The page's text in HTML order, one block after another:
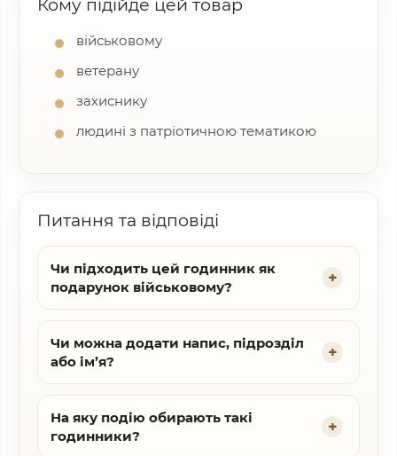
Кому підійде цей товар
військовому
ветерану
захиснику
людині з патріотичною тематикою
Питання та відповіді
Чи підходить цей годинник як
подарунок військовому?
Чи можна додати напис, підрозділ
або ім’я?
На яку подію обирають такі
годинники?